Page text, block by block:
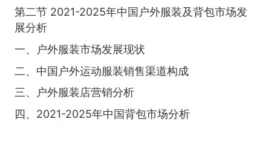
第二节 2021-2025年中国户外服装及背包市场发
展分析
一、户外服装市场发展现状
二、中国户外运动服装销售渠道构成
三、户外服装店营销分析
四、2021-2025年中国背包市场分析